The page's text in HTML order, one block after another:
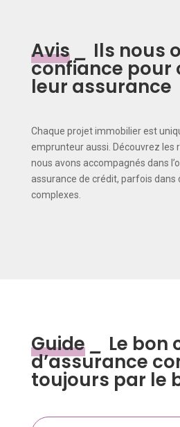
Avis _ Ils nous
confiance pour
leur assurance
Chaque projet immobilier est
emprunteur aussi. Découvrez les
nous avons accompagnés dans
assurance de crédit, parfois dans
complexes.
Guide _ Le bon
d’assurance
toujours par le